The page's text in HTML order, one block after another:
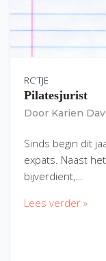
RC'TJE
Pilatesjurist
Door Karien
Sinds begin dit
expats. Naast
bijverdient,…
Lees verder »